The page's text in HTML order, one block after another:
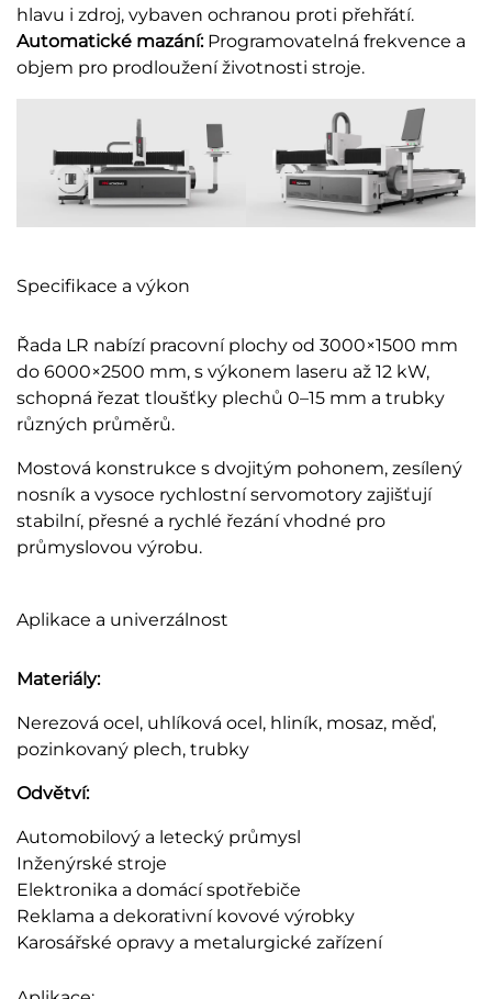
hlavu i zdroj, vybaven ochranou proti přehřátí.
Automatické mazání: Programovatelná frekvence a
objem pro prodloužení životnosti stroje.
Specifikace a výkon
Řada LR nabízí pracovní plochy od 3000×1500 mm
do 6000×2500 mm, s výkonem laseru až 12 kW,
schopná řezat tloušťky plechů 0–15 mm a trubky
různých průměrů.
Mostová konstrukce s dvojitým pohonem, zesílený
nosník a vysoce rychlostní servomotory zajišťují
stabilní, přesné a rychlé řezání vhodné pro
průmyslovou výrobu.
Aplikace a univerzálnost
Materiály:
Nerezová ocel, uhlíková ocel, hliník, mosaz, měď,
pozinkovaný plech, trubky
Odvětví:
Automobilový a letecký průmysl
Inženýrské stroje
Elektronika a domácí spotřebiče
Reklama a dekorativní kovové výrobky
Karosářské opravy a metalurgické zařízení